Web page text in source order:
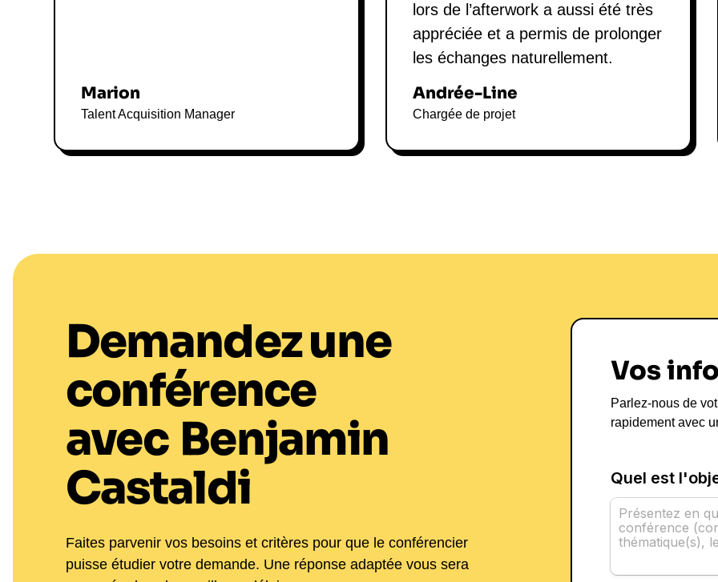
Marion
Talent Acquisition Manager
lors de l’afterwork a aussi été très
appréciée et a permis de prolonger
les échanges naturellement.
Andrée-Line
Chargée de projet
Demandez une
conférence
avec Benjamin
Castaldi
Faites parvenir vos besoins et critères pour que le conférencier
puisse étudier votre demande. Une réponse adaptée vous sera
Vos
Parlez-nous de
rapidement avec